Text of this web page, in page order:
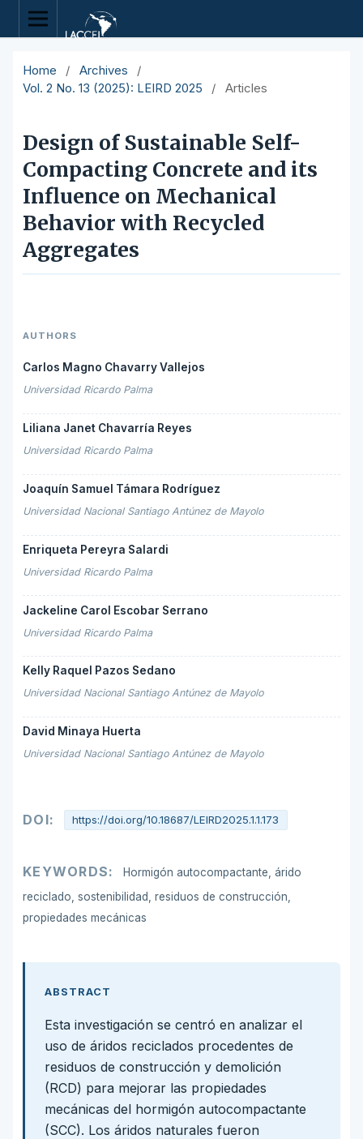
Home / Archives
/
Vol. 2 No. 13 (2025): LEIRD 2025
/ Articles
Design of Sustainable Self-
Compacting Concrete and its
Influence on Mechanical
Behavior with Recycled
Aggregates
AUTHORS
Carlos Magno Chavarry Vallejos
Universidad Ricardo Palma
Liliana Janet Chavarría Reyes
Universidad Ricardo Palma
Joaquín Samuel Támara Rodríguez
Universidad Nacional Santiago Antúnez de Mayolo
Enriqueta Pereyra Salardi
Universidad Ricardo Palma
Jackeline Carol Escobar Serrano
Universidad Ricardo Palma
Kelly Raquel Pazos Sedano
Universidad Nacional Santiago Antúnez de Mayolo
David Minaya Huerta
Universidad Nacional Santiago Antúnez de Mayolo
DOI: https://doi.org/10.18687/LEIRD2025.1.1.173
KEYWORDS:
Hormigón autocompactante, árido
reciclado, sostenibilidad, residuos de construcción,
propiedades mecánicas
ABSTRACT
Esta investigación se centró en analizar el
uso de áridos reciclados procedentes de
residuos de construcción y demolición
(RCD) para mejorar las propiedades
mecánicas del hormigón autocompactante
(SCC). Los áridos naturales fueron